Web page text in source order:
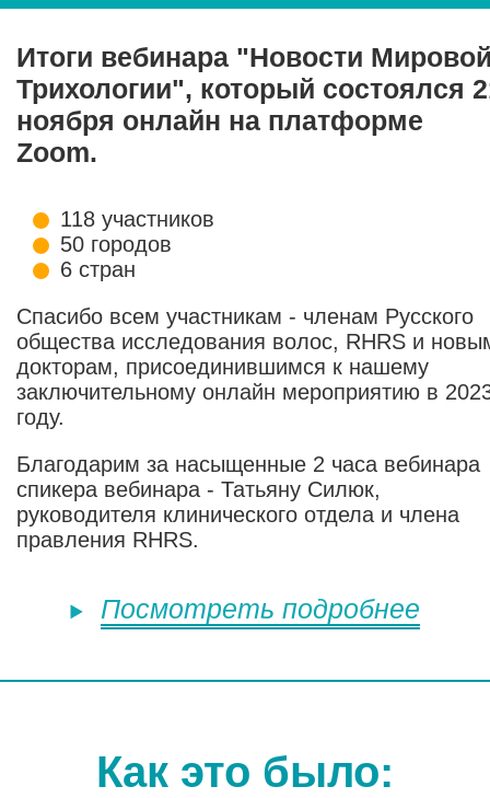
Итоги вебинара "Новости
Трихологии", который состоялся
ноября онлайн на платформе
Zoom.
118 участников
50 городов
6 стран
Спасибо всем участникам - членам Русского
общества исследования волос, RHRS и
докторам, присоединившимся к нашему
заключительному онлайн мероприятию в
году.
Благодарим за насыщенные 2 часа вебинара
спикера вебинара - Татьяну Силюк,
руководителя клинического отдела и члена
правления RHRS.
Посмотреть подробнее
Как это было: